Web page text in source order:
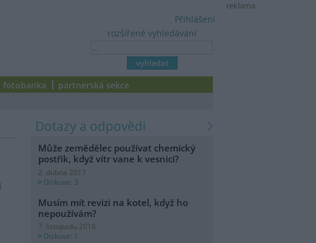
reklama
rozšířené vyhledávání
Přihlášení
fotobanka partnerská sekce
dotazy a odpovědi
Může zemědělec používat chemický
postřik, když vítr vane k vesnici?
2. dubna 2017
Diskuse: 3
Musím mít revizi na kotel, když ho
nepoužívám?
7. listopadu 2016
Diskuse: 1